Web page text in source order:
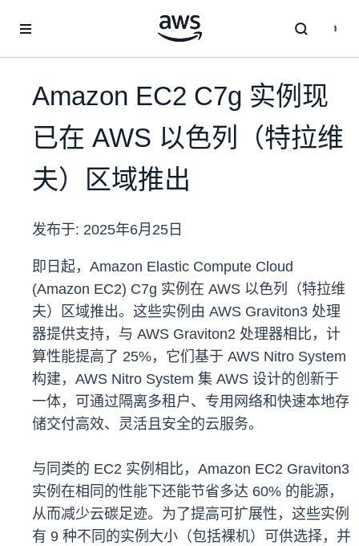
Amazon EC2 C7g 实例现
已在 AWS 以色列（特拉维
夫）区域推出
发布于: 2025年6月25日
即日起，Amazon Elastic Compute Cloud
(Amazon EC2) C7g 实例在 AWS 以色列（特拉维
夫）区域推出。这些实例由 AWS Graviton3 处理
器提供支持，与 AWS Graviton2 处理器相比，计
算性能提高了 25%，它们基于 AWS Nitro System
构建，AWS Nitro System 集 AWS 设计的创新于
一体，可通过隔离多租户、专用网络和快速本地存
储交付高效、灵活且安全的云服务。
与同类的 EC2 实例相比，Amazon EC2 Graviton3
实例在相同的性能下还能节省多达 60% 的能源，
从而减少云碳足迹。为了提高可扩展性，这些实例
有 9 种不同的实例大小（包括裸机）可供选择，并